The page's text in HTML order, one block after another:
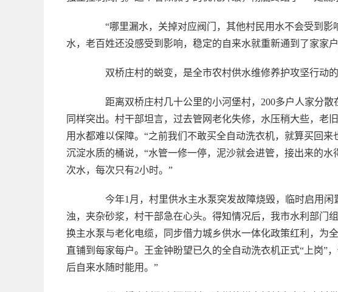
“哪里漏水，关掉对应阀门，其他村民用水不会受到影
水，老百姓还没感受到影响，稳定的自来水就重新通到了家家
双桥庄村的蜕变，是全市农村供水维修养护攻坚行动的
距离双桥庄村几十公里的小河堡村，200多户人家分散
同样突出。村干部坦言，过去管网老化失修，水压稍大些，老
用水都难以保障。“之前我们不敢买全自动洗衣机，就算买回
沉淀水质的桶说，“水管一修一停，泥沙就会进管，接出来的
次水，每次只有2小时。”
今年1月，村里供水主水泵突发故障烧毁，临时启用闲
浊，夹杂砂浆，村干部急在心头。得知情况后，我市水利部门
换主水泵与老化电缆，同步借力城乡供水一体化政策红利，为
直铺到每家每户。王金钟盼望已久的全自动洗衣机正式“上岗”
后自来水随时能用。”